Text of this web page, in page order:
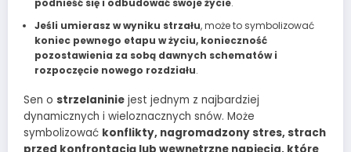
Jeśli umierasz w wyniku strzału, może to symbolizować
koniec pewnego etapu w życiu, konieczność
pozostawienia za sobą dawnych schematów i
rozpoczęcie nowego rozdziału.
Sen o strzelaninie jest jednym z najbardziej
dynamicznych i wieloznacznych snów. Może
symbolizować konflikty, nagromadzony stres, strach